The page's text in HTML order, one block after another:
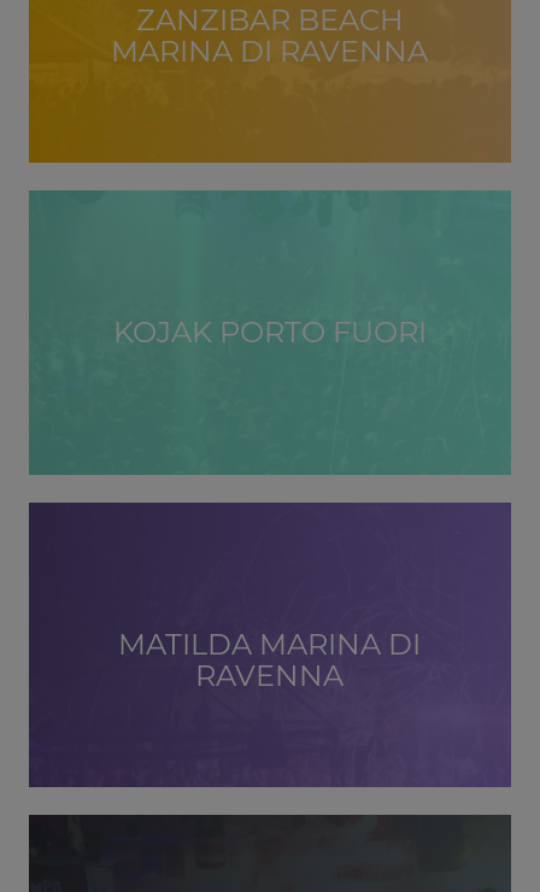
ZANZIBAR BEACH
MARINA DI RAVENNA
KOJAK PORTO FUORI
MATILDA MARINA DI
RAVENNA